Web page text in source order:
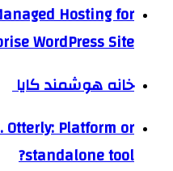
Hosting for
WordPress Site
خانه هوشمند کایا
Otterly: Platform or
standalone tool?